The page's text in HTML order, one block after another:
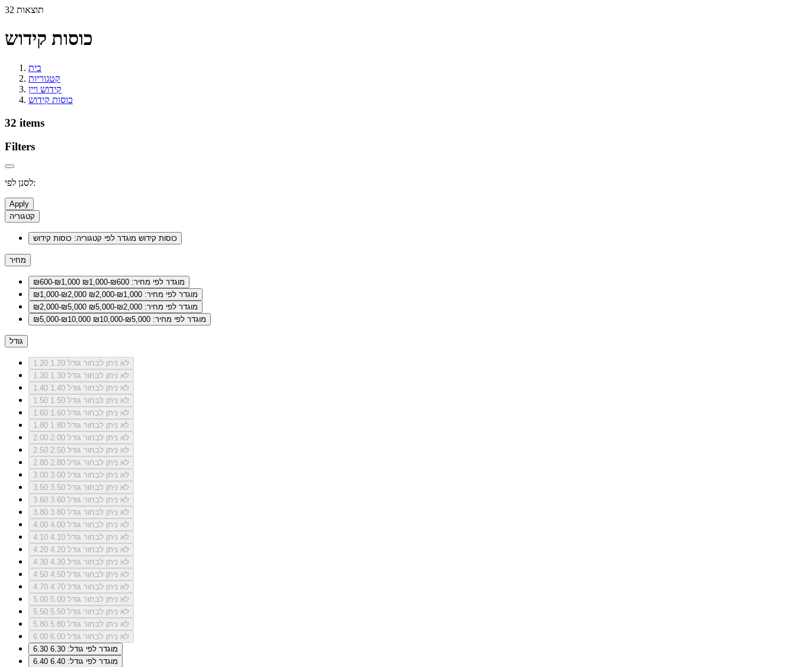
32 תוצאות
כוסות קידוש
בית
קטגוריות
קידוש ויין
כוסות קידוש
32 items
Filters
לסנן לפי:
Apply
קטגוריה
כוסות קידוש מוגדר לפי קטגוריה: כוסות קידוש
מחיר
₪600-₪1,000
מוגדר לפי מחיר: ₪600-₪1,000
₪1,000-₪2,000
מוגדר לפי מחיר: ₪1,000-₪2,000
₪2,000-₪5,000
מוגדר לפי מחיר: ₪2,000-₪5,000
₪5,000-₪10,000
מוגדר לפי מחיר: ₪5,000-₪10,000
גודל
1.20
לא ניתן לבחור גודל 1.20
1.30
לא ניתן לבחור גודל 1.30
1.40
לא ניתן לבחור גודל 1.40
1.50
לא ניתן לבחור גודל 1.50
1.60
לא ניתן לבחור גודל 1.60
1.80
לא ניתן לבחור גודל 1.80
2.00
לא ניתן לבחור גודל 2.00
2.50
לא ניתן לבחור גודל 2.50
2.80
לא ניתן לבחור גודל 2.80
3.00
לא ניתן לבחור גודל 3.00
3.50
לא ניתן לבחור גודל 3.50
3.60
לא ניתן לבחור גודל 3.60
3.80
לא ניתן לבחור גודל 3.80
4.00
לא ניתן לבחור גודל 4.00
4.10
לא ניתן לבחור גודל 4.10
4.20
לא ניתן לבחור גודל 4.20
4.30
לא ניתן לבחור גודל 4.30
4.50
לא ניתן לבחור גודל 4.50
4.70
לא ניתן לבחור גודל 4.70
5.00
לא ניתן לבחור גודל 5.00
5.50
לא ניתן לבחור גודל 5.50
5.80
לא ניתן לבחור גודל 5.80
6.00
לא ניתן לבחור גודל 6.00
6.30
מוגדר לפי גודל: 6.30
6.40
מוגדר לפי גודל: 6.40